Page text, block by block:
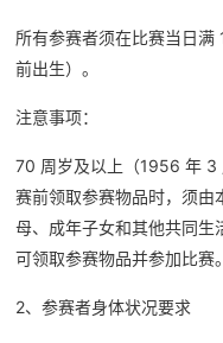
所有参赛者须在比赛当日满
前出生）。
注意事项：
70 周岁及以上（1956 年 3
赛前领取参赛物品时，须由
母、成年子女和其他共同生
可领取参赛物品并参加比赛。
2、参赛者身体状况要求